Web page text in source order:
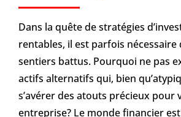
Dans la quête de stratégies
rentables, il est parfois nécessaire
sentiers battus. Pourquoi ne pas
actifs alternatifs qui, bien
s’avérer des atouts précieux pour
entreprise? Le monde financier